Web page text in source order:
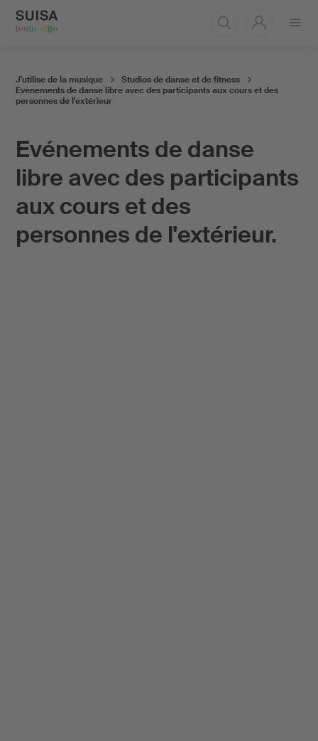
le
Evénements de danse
libre avec des participants
aux cours et des
personnes de l'extérieur.
J'utilise de la musique
Studios de danse et de fitness
Evénements de danse libre avec des participants aux cours et des
personnes de l'extérieur